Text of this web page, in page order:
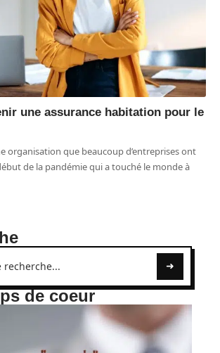
une assurance habitation pour le
organisation que beaucoup d’entreprises ont
de la pandémie qui a touché le monde à
de coeur